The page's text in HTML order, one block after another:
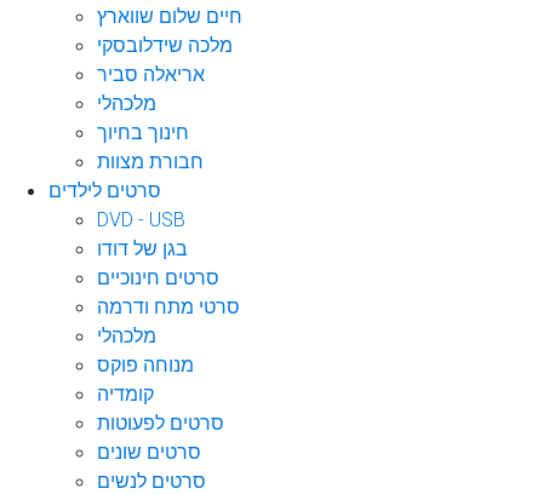
חיים שלום שווארץ
מלכה שידלובסקי
אריאלה סביר
מלכהלי
חינוך בחיוך
חבורת מצוות
סרטים לילדים
DVD - USB
בגן של דודו
סרטים חינוכיים
סרטי מתח ודרמה
מלכהלי
מנוחה פוקס
קומדיה
סרטים לפעוטות
סרטים שונים
סרטים לנשים